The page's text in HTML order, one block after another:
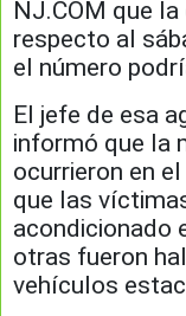
NJ.COM que
respecto al
el número
El jefe de esa
informó que la
ocurrieron en
que las
acondicionado
otras fueron
vehículos